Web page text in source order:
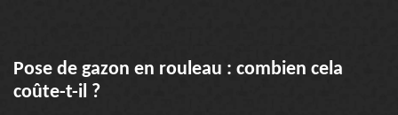
Pose de gazon en rouleau : combien cela
coûte-t-il ?